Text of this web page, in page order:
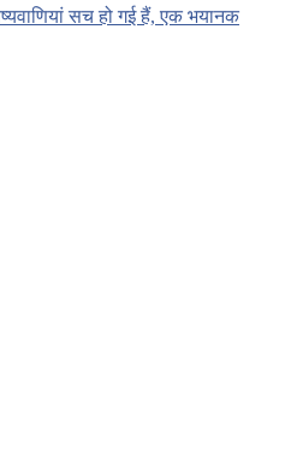
सच हो गई हैं, एक भयानक